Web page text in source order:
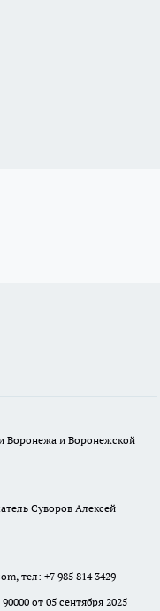
Воронежа и Воронежской
Суворов Алексей
тел: +7 985 814 3429
от 05 сентября 2025